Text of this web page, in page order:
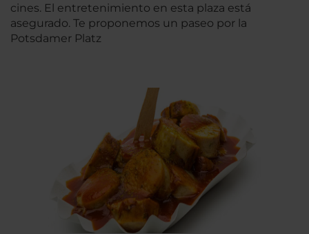
cines. El entretenimiento en esta plaza está
asegurado. Te proponemos un paseo por la
Potsdamer Platz